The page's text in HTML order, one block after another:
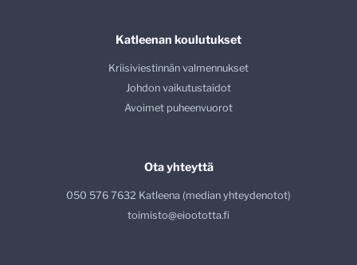
Katleenan koulutukset
Kriisiviestinnän valmennukset
Johdon vaikutustaidot
Avoimet puheenvuorot
Ota yhteyttä
050 576 7632 Katleena (median yhteydenotot)
toimisto@eioototta.fi